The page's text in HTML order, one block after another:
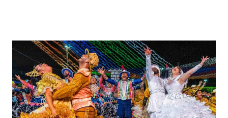
indiciamento para apropriar-se da volumosa herança. Em
1862, transferiu-se para o Rio de Janeiro e casou-se com
uma irmã do Visconde de Uruguai. O Barão de Maruim
apresentou uma grande dedicação à atividade agrícola, que
lhe proporcionou uma grande reserva financeira. João